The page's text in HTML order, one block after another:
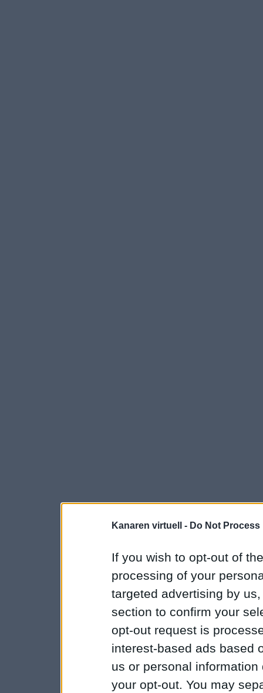
Kanaren virtuell - Do Not
If you wish to opt-out of
processing of your
targeted advertising by
section to confirm your
opt-out request is
interest-based ads based
us or personal
your opt-out. You may